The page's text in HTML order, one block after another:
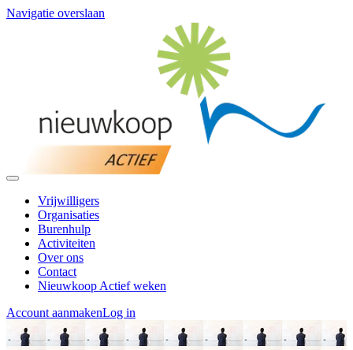
Navigatie overslaan
Vrijwilligers
Organisaties
Burenhulp
Activiteiten
Over ons
Contact
Nieuwkoop Actief weken
Account aanmakenLog in